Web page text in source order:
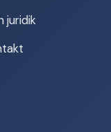
juridik